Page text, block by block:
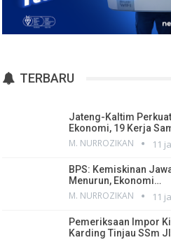
TERBARU
Jateng-Kaltim
Ekonomi, 19 Kerja
M. NURROZIKAN 11
BPS: Kemiskinan
Menurun, Ekonomi…
M. NURROZIKAN 11
Pemeriksaan Impor
Karding Tinjau SSm